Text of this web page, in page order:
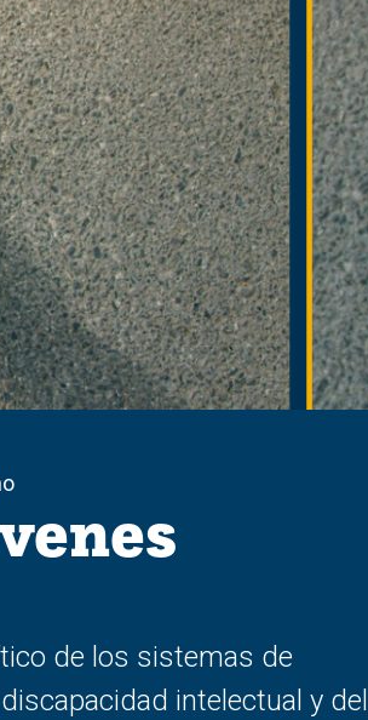
de los sistemas de
intelectual y del